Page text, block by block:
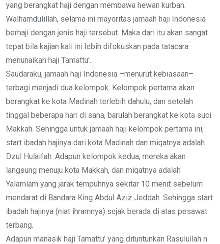
yang berangkat haji dengan membawa hewan kurban.
Walhamdulillah, selama ini mayoritas jamaah haji Indonesia
berhaji dengan jenis haji tersebut. Maka dari itu akan sangat
tepat bila kajian kali ini lebih difokuskan pada tatacara
menunaikan haji Tamattu’.
Saudaraku, jamaah haji Indonesia –menurut kebiasaan–
terbagi menjadi dua kelompok. Kelompok pertama akan
berangkat ke kota Madinah terlebih dahulu, dan setelah
tinggal beberapa hari di sana, barulah berangkat ke kota suci
Makkah. Sehingga untuk jamaah haji kelompok pertama ini,
start ibadah hajinya dari kota Madinah dan miqatnya adalah
Dzul Hulaifah. Adapun kelompok kedua, mereka akan
langsung menuju kota Makkah, dan miqatnya adalah
Yalamlam yang jarak tempuhnya sekitar 10 menit sebelum
mendarat di Bandara King Abdul Aziz Jeddah. Sehingga start
ibadah hajinya (niat ihramnya) sejak berada di atas pesawat
terbang.
Adapun manasik haji Tamattu’ yang dituntunkan Rasulullah n